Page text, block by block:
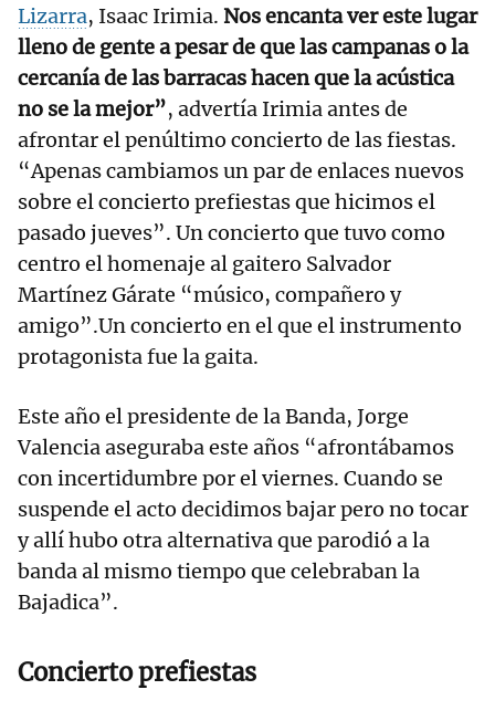
Lizarra, Isaac Irimia. Nos encanta ver este lugar
lleno de gente a pesar de que las campanas o la
cercanía de las barracas hacen que la acústica
no se la mejor”, advertía Irimia antes de
afrontar el penúltimo concierto de las fiestas.
“Apenas cambiamos un par de enlaces nuevos
sobre el concierto prefiestas que hicimos el
pasado jueves”. Un concierto que tuvo como
centro el homenaje al gaitero Salvador
Martínez Gárate “músico, compañero y
amigo”.Un concierto en el que el instrumento
protagonista fue la gaita.
Este año el presidente de la Banda, Jorge
Valencia aseguraba este años “afrontábamos
con incertidumbre por el viernes. Cuando se
suspende el acto decidimos bajar pero no tocar
y allí hubo otra alternativa que parodió a la
banda al mismo tiempo que celebraban la
Bajadica”.
Concierto prefiestas